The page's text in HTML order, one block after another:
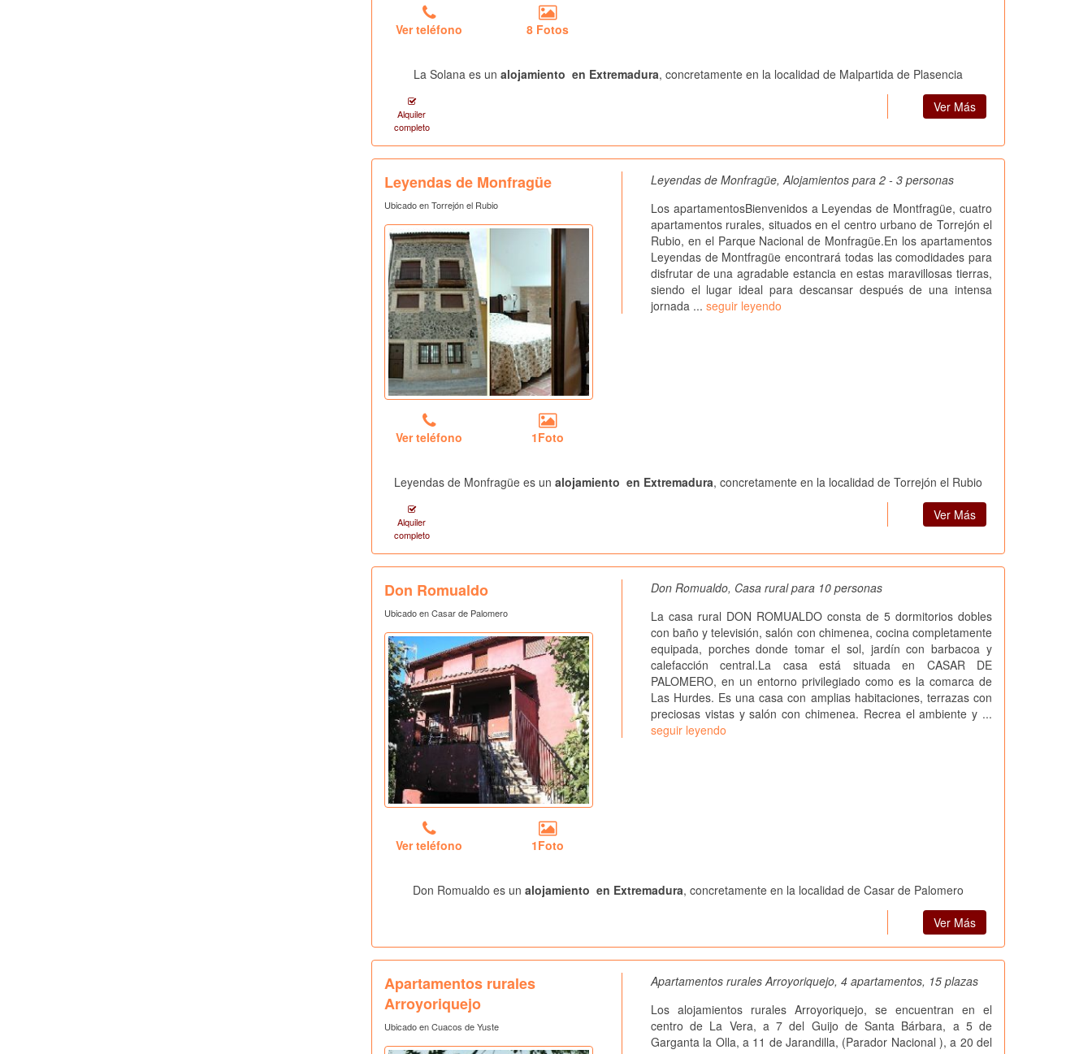
Ver teléfono 8 Fotos
La Solana es un alojamiento en Extremadura, concretamente en la localidad de Malpartida de Plasencia
Alquiler
completo
Ver Más
Leyendas de Monfragüe
Ubicado en Torrejón el Rubio
Ver teléfono 1Foto
Leyendas de Monfragüe, Alojamientos para 2 - 3 personas
Los apartamentosBienvenidos a Leyendas de Montfragüe, cuatro
apartamentos rurales, situados en el centro urbano de Torrejón el
Rubio, en el Parque Nacional de Monfragüe.En los apartamentos
Leyendas de Montfragüe encontrará todas las comodidades para
disfrutar de una agradable estancia en estas maravillosas tierras,
siendo el lugar ideal para descansar después de una intensa
jornada ... seguir leyendo
Leyendas de Monfragüe es un alojamiento en Extremadura, concretamente en la localidad de Torrejón el Rubio
Alquiler
completo
Ver Más
Don Romualdo
Ubicado en Casar de Palomero
Ver teléfono 1Foto
Don Romualdo, Casa rural para 10 personas
La casa rural DON ROMUALDO consta de 5 dormitorios dobles
con baño y televisión, salón con chimenea, cocina completamente
equipada, porches donde tomar el sol, jardín con barbacoa y
calefacción central.La casa está situada en CASAR DE
PALOMERO, en un entorno privilegiado como es la comarca de
Las Hurdes. Es una casa con amplias habitaciones, terrazas con
preciosas vistas y salón con chimenea. Recrea el ambiente y ...
seguir leyendo
Don Romualdo es un alojamiento en Extremadura, concretamente en la localidad de Casar de Palomero
Ver Más
Apartamentos rurales
Arroyoriquejo
Ubicado en Cuacos de Yuste
Apartamentos rurales Arroyoriquejo, 4 apartamentos, 15 plazas
Los alojamientos rurales Arroyoriquejo, se encuentran en el
centro de La Vera, a 7 del Guijo de Santa Bárbara, a 5 de
Garganta la Olla, a 11 de Jarandilla, (Parador Nacional ), a 20 del